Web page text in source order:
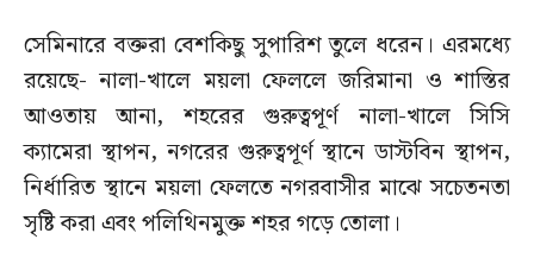
সেমিনারে বক্তরা বেশকিছু সুপারিশ তুলে ধরেন। এরমধ্যে
রয়েছে- নালা-খালে ময়লা ফেললে জরিমানা ও শাস্তির
আওতায় আনা, শহরের গুরুত্বপূর্ণ নালা-খালে সিসি
ক্যামেরা স্থাপন, নগরের গুরুত্বপূর্ণ স্থানে ডাস্টবিন স্থাপন,
নির্ধারিত স্থানে ময়লা ফেলতে নগরবাসীর মাঝে সচেতনতা
সৃষ্টি করা এবং পলিথিনমুক্ত শহর গড়ে তোলা।